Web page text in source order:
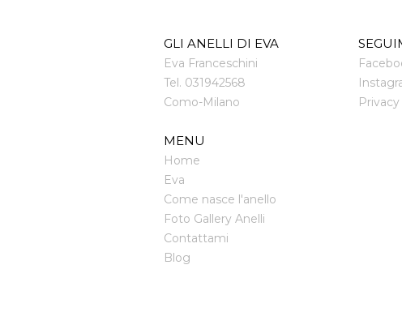
GLI ANELLI DI EVA
Eva Franceschini
Tel. 031942568
Como-Milano
MENU
Home
Eva
Come nasce l'anello
Foto Gallery Anelli
Contattami
Blog